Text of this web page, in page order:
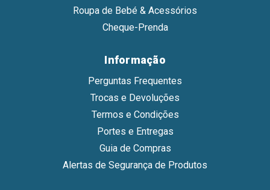
Roupa de Bebé & Acessórios
Cheque-Prenda
Informação
Perguntas Frequentes
Trocas e Devoluções
Termos e Condições
Portes e Entregas
Guia de Compras
Alertas de Segurança de Produtos